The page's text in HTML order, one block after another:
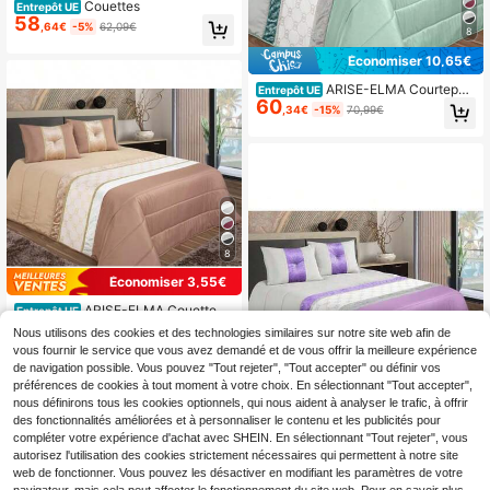
Entrepôt UE Couettes
58 ,64€ -5% 62,09€
8
Économiser 3,55€
Entrepôt UE ARISE-ELMA Couette d
écorative, avec rembourrage de co
ussin inclus, couettes de lit, couette
bouti, qualité supérieure, confortabl
e et durable, convient pour un lit de
135/150 cm, taille 250x260 cm
60 ,34€ -5% 63,89€
8
Économiser 10,65€
Entrepôt UE ARISE-ELMA Courtepoi
nte décorative, avec rembourrage d
e coussin inclus, courtepointes de li
60 ,34€ -15% 70,99€
Économiser 3,45€
Entrepôt UE Couettes
Nous utilisons des cookies et des technologies similaires sur notre site web afin de
vous fournir le service que vous avez demandé et de vous offrir la meilleure expérience
de navigation possible. Vous pouvez "Tout rejeter", "Tout accepter" ou définir vos
préférences de cookies à tout moment à votre choix. En sélectionnant "Tout accepter",
nous définirons tous les cookies optionnels, qui nous aident à analyser le trafic, à offrir
des fonctionnalités améliorées et à personnaliser le contenu et les publicités pour
compléter votre expérience d'achat avec SHEIN. En sélectionnant "Tout rejeter", vous
autorisez l'utilisation des cookies strictement nécessaires qui permettent à notre site
web de fonctionner. Vous pouvez les désactiver en modifiant les paramètres de votre